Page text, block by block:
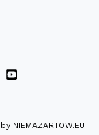
NIEMAZARTOW.EU